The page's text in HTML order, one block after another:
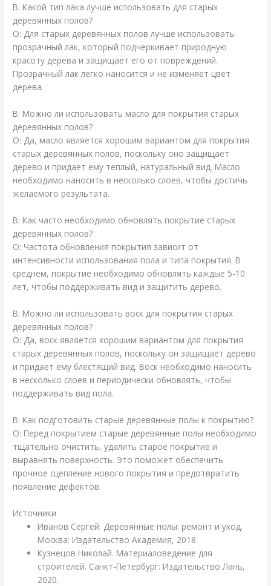
В: Какой тип лака лучше использовать для старых
деревянных полов?
О: Для старых деревянных полов лучше использовать
прозрачный лак, который подчеркивает природную
красоту дерева и защищает его от повреждений.
Прозрачный лак легко наносится и не изменяет цвет
дерева.
В: Можно ли использовать масло для покрытия старых
деревянных полов?
О: Да, масло является хорошим вариантом для покрытия
старых деревянных полов, поскольку оно защищает
дерево и придает ему теплый, натуральный вид. Масло
необходимо наносить в несколько слоев, чтобы достичь
желаемого результата.
В: Как часто необходимо обновлять покрытие старых
деревянных полов?
О: Частота обновления покрытия зависит от
интенсивности использования пола и типа покрытия. В
среднем, покрытие необходимо обновлять каждые 5-10
лет, чтобы поддерживать вид и защитить дерево.
В: Можно ли использовать воск для покрытия старых
деревянных полов?
О: Да, воск является хорошим вариантом для покрытия
старых деревянных полов, поскольку он защищает дерево
и придает ему блестящий вид. Воск необходимо наносить
в несколько слоев и периодически обновлять, чтобы
поддерживать вид пола.
В: Как подготовить старые деревянные полы к покрытию?
О: Перед покрытием старые деревянные полы необходимо
тщательно очистить, удалить старое покрытие и
выравнять поверхность. Это поможет обеспечить
прочное сцепление нового покрытия и предотвратить
появление дефектов.
Источники
Иванов Сергей. Деревянные полы: ремонт и уход.
Москва: Издательство Академия, 2018.
Кузнецов Николай. Материаловедение для
строителей. Санкт-Петербург: Издательство Лань,
2020.